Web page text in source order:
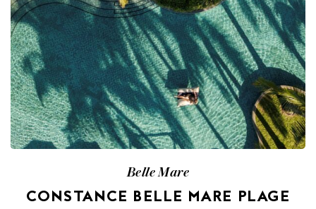
Belle Mare
CONSTANCE BELLE MARE PLAGE